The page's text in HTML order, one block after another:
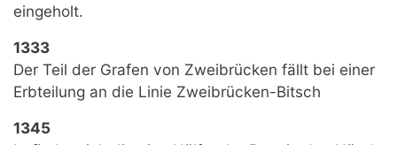
eingeholt.
1333
Der Teil der Grafen von Zweibrücken fällt bei einer
Erbteilung an die Linie Zweibrücken-Bitsch
1345